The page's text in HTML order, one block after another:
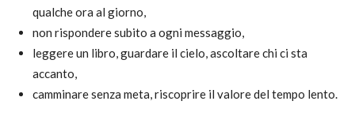
qualche ora al giorno,
non rispondere subito a ogni messaggio,
leggere un libro, guardare il cielo, ascoltare chi ci sta
accanto,
camminare senza meta, riscoprire il valore del tempo lento.